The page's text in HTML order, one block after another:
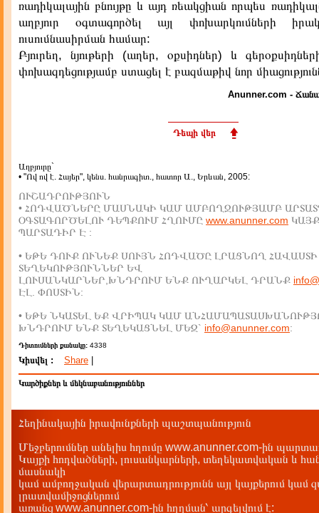
ռադիկալային բնույթը և այդ ռեակցիան որպես
աղբյուր օգտագործել այլ փոխարկումների
ուսումնասիրման համար:
Բյուրեղ, նյութերի (աղեր, օքսիդներ) և
փոխազդեցությամբ ստացել է բազմաթիվ նոր
Anunner.com -
Դեպի վեր
Աղբյուրը`
• "Ով ով է. Հայեր", կենս. հանրագիտ., հատոր Ա., Երևան, 2005:
ՈՒՇԱԴՐՈՒԹՅՈՒՆ
• ՀՈԴՎԱԾՆԵՐԸ ՄԱՍՆԱԿԻ ԿԱՄ ԱՄԲՈՂՋՈՒԹՅԱՄԲ
ՕԳՏԱԳՈՐԾԵԼՈՒ ԴԵՊՔՈՒՄ ՀՂՈՒՄԸ www.anunner.com
ՊԱՐՏԱԴԻՐ Է :
• ԵԹԵ ԴՈՒՔ ՈՒՆԵՔ ՍՈՒՅՆ ՀՈԴՎԱԾԸ ԼՐԱՑՆՈՂ ՀԱՎԱՍՏԻ
ՏԵՂԵԿՈՒԹՅՈՒՆՆԵՐ ԵՎ
ԼՈՒՍԱՆԿԱՐՆԵՐ,ԽՆԴՐՈՒՄ ԵՆՔ ՈՒՂԱՐԿԵԼ ԴՐԱՆՔ
ԷԼ. ՓՈՍՏԻՆ:
• ԵԹԵ ՆԿԱՏԵԼ ԵՔ ՎՐԻՊԱԿ ԿԱՄ
ԽՆԴՐՈՒՄ ԵՆՔ ՏԵՂԵԿԱՑՆԵԼ ՄԵԶ` info@anunner.com:
Դիտումների քանակը: 4338
Կիսվել : Share
Կարծիքներ և մեկնաբանություններ
Հեղինակային իրավունքների պաշտպանություն
Մեջբերումներ անելիս հղումը www.anunner.com-ին
Կայքի հոդվածների, լուսանկարների, տեղեկատվական և
մասնակի
կամ ամբողջական վերարտադրությունն այլ կայքերում կամ
լրատվամիջոցներում
առանց www.anunner.com-ին հղղման՝ արգելվում է: